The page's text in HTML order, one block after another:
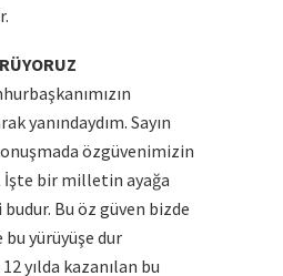
yanındaydım. Sayın
özgüvenimizin
bir milletin ayağa
budur. Bu öz güven bizde
yürüyüşe dur
yılda kazanılan bu